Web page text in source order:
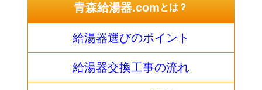
青森給湯器.comとは？
給湯器選びのポイント
給湯器交換工事の流れ